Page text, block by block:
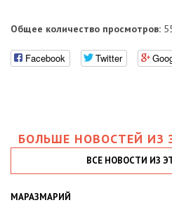
Общее количество просмотров:
Facebook Twitter
БОЛЬШЕ НОВОСТЕЙ ИЗ
ВСЕ НОВОСТИ ИЗ
МАРАЗМАРИЙ